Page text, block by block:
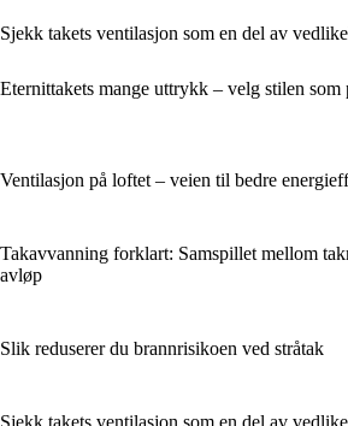
Sjekk takets ventilasjon som en del av
Eternittakets mange uttrykk – velg stilen som
Ventilasjon på loftet – veien til bedre
Takavvanning forklart: Samspillet mellom
avløp
Slik reduserer du brannrisikoen ved stråtak
Sjekk takets ventilasjon som en del av